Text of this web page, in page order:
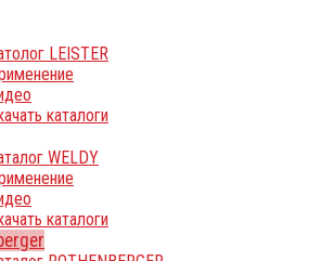
LEISTER
каталоги
WELDY
каталоги